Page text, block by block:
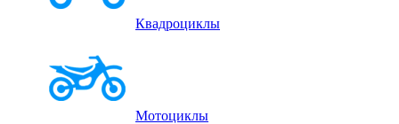
Квадроциклы
Мотоциклы